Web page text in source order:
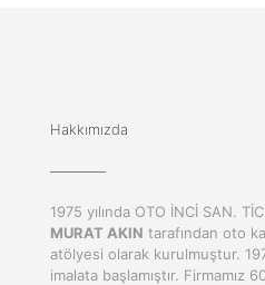
Hakkımızda
1975 yılında OTO İNCİ SAN.
MURAT AKIN tarafından oto
atölyesi olarak kurulmuştur.
imalata başlamıştır. Firmamız